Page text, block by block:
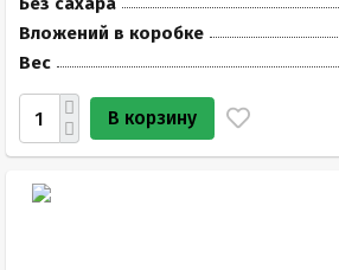
Вложений в коробке
Вес
В корзину